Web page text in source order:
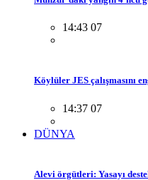
14:43 07
Köylüler JES çalışmasını
14:37 07
DÜNYA
Alevi örgütleri: Yasayı